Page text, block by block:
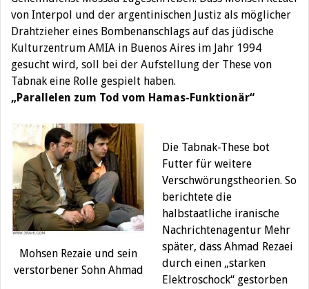
von Interpol und der argentinischen Justiz als möglicher
Drahtzieher eines Bombenanschlags auf das jüdische
Kulturzentrum AMIA in Buenos Aires im Jahr 1994
gesucht wird, soll bei der Aufstellung der These von
Tabnak eine Rolle gespielt haben.
„Parallelen zum Tod vom Hamas-Funktionär“
Mohsen Rezaie und sein
verstorbener Sohn Ahmad
Die Tabnak-These bot
Futter für weitere
Verschwörungstheorien. So
berichtete die
halbstaatliche iranische
Nachrichtenagentur Mehr
später, dass Ahmad Rezaei
durch einen „starken
Elektroschock“ gestorben